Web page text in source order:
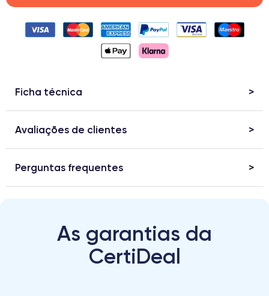
Ficha técnica
Avaliações de clientes
Perguntas frequentes
As garantias da
CertiDeal